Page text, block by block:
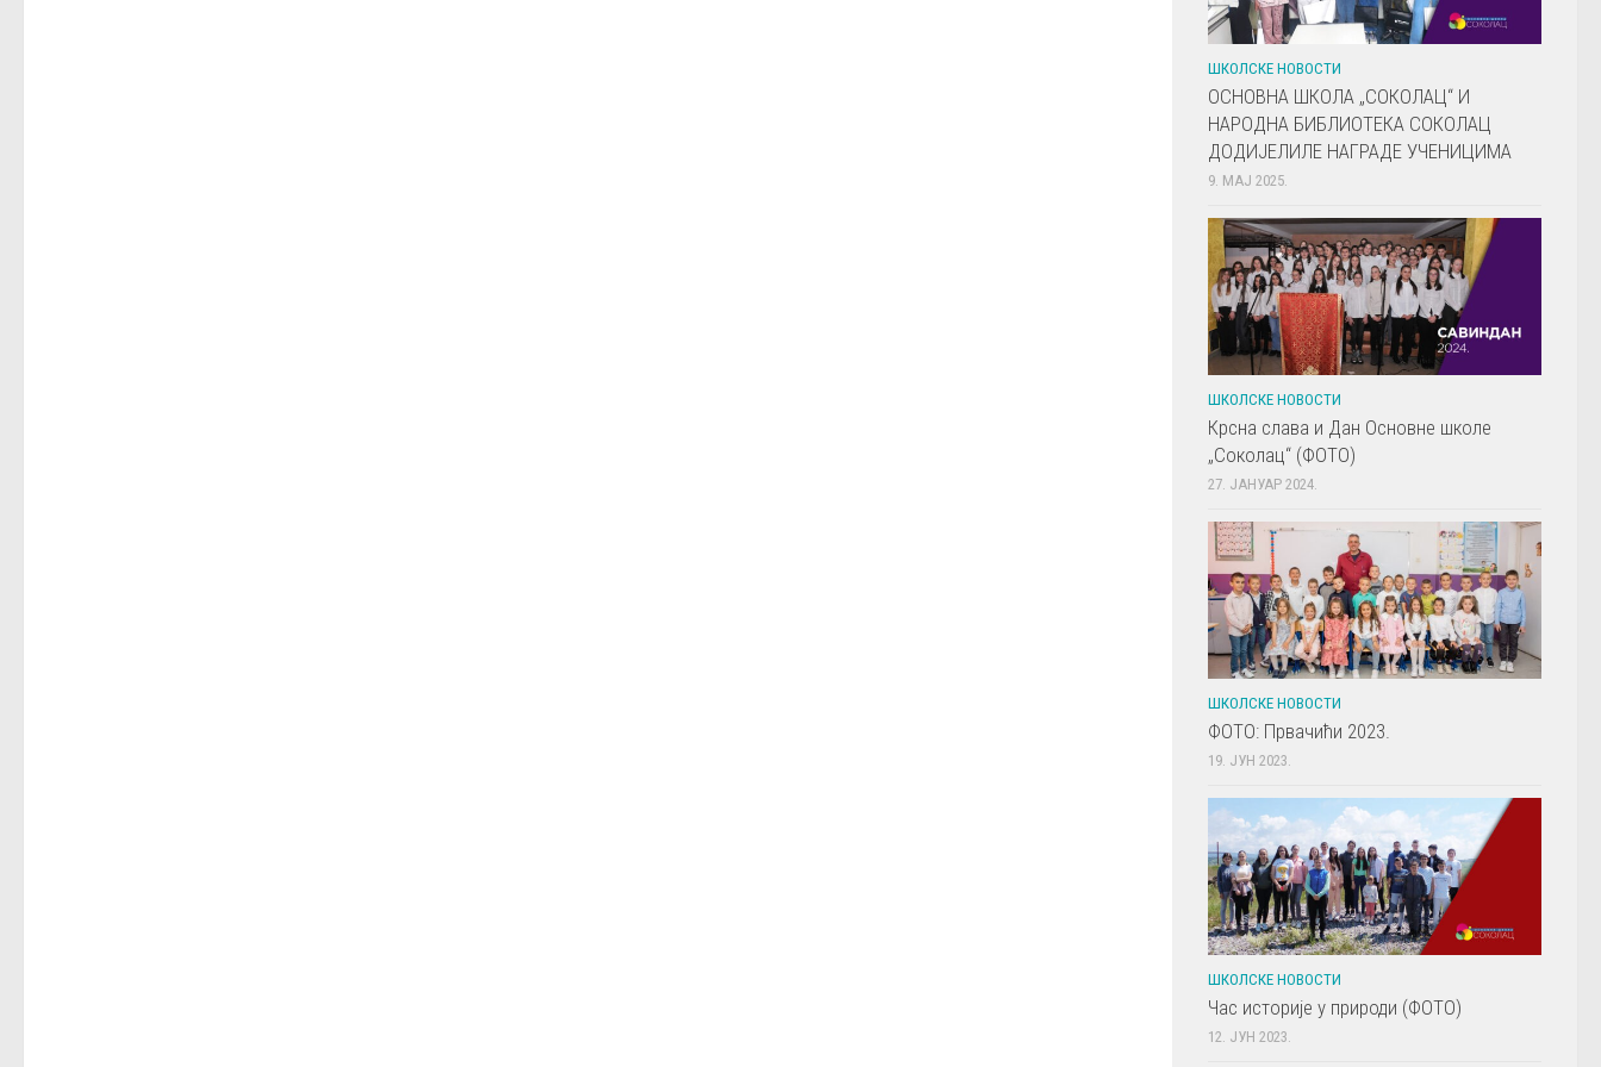
ШКОЛСКЕ НОВОСТИ
ОСНОВНА ШКОЛА „СОКОЛАЦ“ И
НАРОДНА БИБЛИОТЕКА СОКОЛАЦ
ДОДИЈЕЛИЛЕ НАГРАДЕ УЧЕНИЦИМА
9. МАЈ 2025.
ШКОЛСКЕ НОВОСТИ
Крсна слава и Дан Основне школе
„Соколац“ (ФОТО)
27. ЈАНУАР 2024.
ШКОЛСКЕ НОВОСТИ
ФОТО: Првачићи 2023.
19. ЈУН 2023.
ШКОЛСКЕ НОВОСТИ
Час историје у природи (ФОТО)
12. ЈУН 2023.